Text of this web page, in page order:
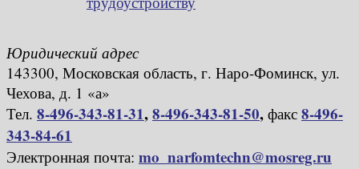
Юридический адрес
143300, Московская область, г. Наро-Фоминск, ул.
Чехова, д. 1 «а»
Тел. 8-496-343-81-31,8-496-343-81-50, факс 8-496-
343-84-61
Электронная почта: mo_narfomtechn@mosreg.ru